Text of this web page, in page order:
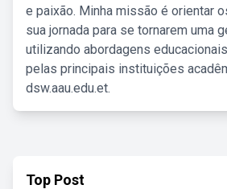
e paixão. Minha missão é orientar
sua jornada para se tornarem uma
utilizando abordagens
pelas principais instituições
dsw.aau.edu.et.
Top Post